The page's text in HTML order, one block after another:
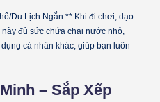
Du Lịch Ngắn:** Khi đi chơi, dạo
đủ sức chứa chai nước nhỏ,
cá nhân khác, giúp bạn luôn
– Sắp Xếp